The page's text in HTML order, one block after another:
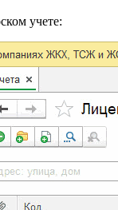
учете: